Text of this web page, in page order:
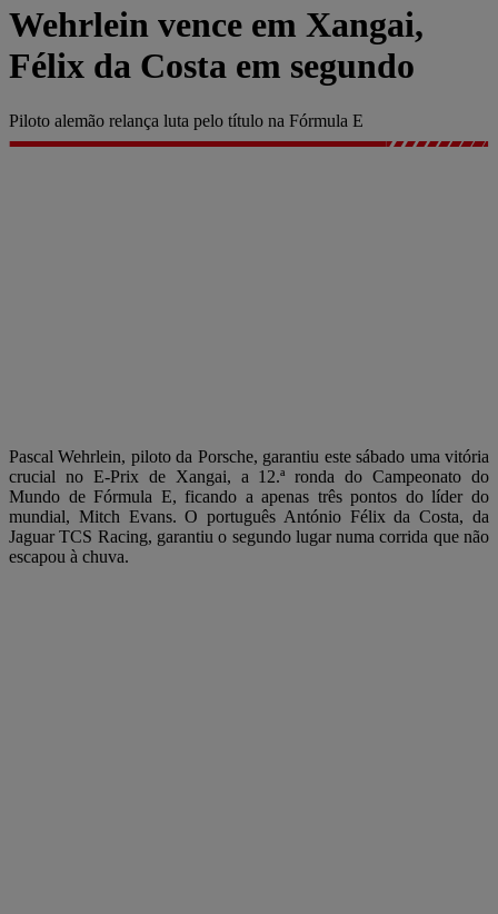
Wehrlein vence em Xangai,
Félix da Costa em segundo
Piloto alemão relança luta pelo título na Fórmula E
Pascal Wehrlein, piloto da Porsche, garantiu este sábado uma vitória
crucial no E-Prix de Xangai, a 12.ª ronda do Campeonato do
Mundo de Fórmula E, ficando a apenas três pontos do líder do
mundial, Mitch Evans. O português António Félix da Costa, da
Jaguar TCS Racing, garantiu o segundo lugar numa corrida que não
escapou à chuva.